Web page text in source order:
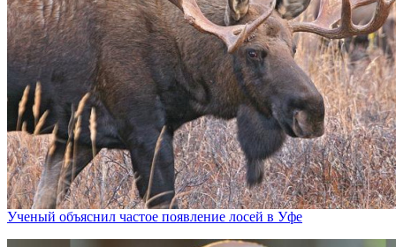
Ученый объяснил частое появление лосей в Уфе